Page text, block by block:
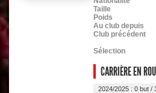
Taille
Poids
Au club depuis
Club précédent
Sélection
CARRIÈRE EN
2024/2025 : 0 but /